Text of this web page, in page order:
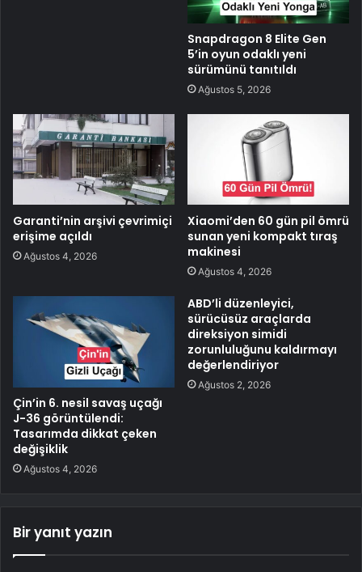
Snapdragon 8 Elite Gen
5’in oyun odaklı yeni
sürümünü tanıtıldı
Ağustos 5, 2026
Garanti’nin arşivi çevrimiçi
erişime açıldı
Ağustos 4, 2026
Xiaomi’den 60 gün pil ömrü
sunan yeni kompakt tıraş
makinesi
Ağustos 4, 2026
Çin’in 6. nesil savaş uçağı
J-36 görüntülendi:
Tasarımda dikkat çeken
değişiklik
Ağustos 4, 2026
ABD’li düzenleyici,
sürücüsüz araçlarda
direksiyon simidi
zorunluluğunu kaldırmayı
değerlendiriyor
Ağustos 2, 2026
Bir yanıt yazın